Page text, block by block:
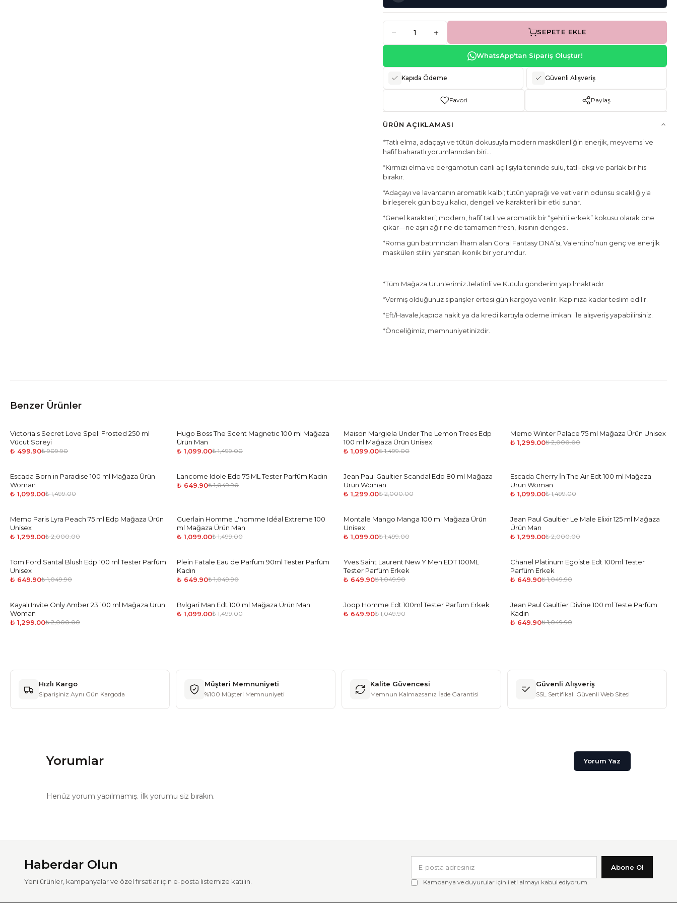
SEPETE EKLE
WhatsApp'tan Sipariş Oluştur!
Kapıda Ödeme Güvenli Alışveriş
Favori Paylaş
ÜRÜN AÇIKLAMASI
*Tatlı elma, adaçayı ve tütün dokusuyla modern maskülenliğin enerjik, meyvemsi ve
hafif baharatlı yorumlarından biri…
*Kırmızı elma ve bergamotun canlı açılışıyla teninde sulu, tatlı-ekşi ve parlak bir his
bırakır.
*Adaçayı ve lavantanın aromatik kalbi; tütün yaprağı ve vetiverin odunsu sıcaklığıyla
birleşerek gün boyu kalıcı, dengeli ve karakterli bir etki sunar.
*Genel karakteri; modern, hafif tatlı ve aromatik bir “şehirli erkek” kokusu olarak öne
çıkar—ne aşırı ağır ne de tamamen fresh, ikisinin dengesi.
*Roma gün batımından ilham alan Coral Fantasy DNA’sı, Valentino’nun genç ve enerjik
maskülen stilini yansıtan ikonik bir yorumdur.
*Tüm Mağaza Ürünlerimiz Jelatinli ve Kutulu gönderim yapılmaktadır
*Vermiş olduğunuz siparişler ertesi gün kargoya verilir. Kapınıza kadar teslim edilir.
*Eft/Havale,kapıda nakit ya da kredi kartıyla ödeme imkanı ile alışveriş yapabilirsiniz.
*Önceliğimiz, memnuniyetinizdir.
Benzer Ürünler
-45%
Victoria's Secret Love Spell Frosted 250 ml
Vücut Spreyi
₺ 499.90₺ 909.90
-27 %
Hugo Boss The Scent Magnetic 100 ml Mağaza
Ürün Man
₺ 1,099.00₺ 1,499.00
-27%
Maison Margiela Under The Lemon Trees Edp
100 ml Mağaza Ürün Unisex
₺ 1,099.00₺ 1,499.00
-35%
Memo Winter Palace 75 ml Mağaza Ürün Unisex
₺ 1,299.00₺ 2,000.00
-27%
Escada Born in Paradise 100 ml Mağaza Ürün
Woman
₺ 1,099.00₺ 1,499.00
-38%
Lancome Idole Edp 75 ML Tester Parfüm Kadın
₺ 649.90₺ 1,049.90
-35%
Jean Paul Gaultier Scandal Edp 80 ml Mağaza
Ürün Woman
₺ 1,299.00₺ 2,000.00
-27%
Escada Cherry İn The Air Edt 100 ml Mağaza
Ürün Woman
₺ 1,099.00₺ 1,499.00
-35%
Memo Paris Lyra Peach 75 ml Edp Mağaza Ürün
Unisex
₺ 1,299.00₺ 2,000.00
-27%
Guerlain Homme L'homme Idéal Extreme 100
ml Mağaza Ürün Man
₺ 1,099.00₺ 1,499.00
-27%
Montale Mango Manga 100 ml Mağaza Ürün
Unisex
₺ 1,099.00₺ 1,499.00
-35%
Jean Paul Gaultier Le Male Elixir 125 ml Mağaza
Ürün Man
₺ 1,299.00₺ 2,000.00
-38%
Tom Ford Santal Blush Edp 100 ml Tester Parfüm
Unisex
₺ 649.90₺ 1,049.90
-38%
Plein Fatale Eau de Parfum 90ml Tester Parfüm
Kadın
₺ 649.90₺ 1,049.90
-38%
Yves Saint Laurent New Y Men EDT 100ML
Tester Parfüm Erkek
₺ 649.90₺ 1,049.90
-38%
Chanel Platinum Egoiste Edt 100ml Tester
Parfüm Erkek
₺ 649.90₺ 1,049.90
-35%
Kayalı Invite Only Amber 23 100 ml Mağaza Ürün
Woman
₺ 1,299.00₺ 2,000.00
-27%
Bvlgari Man Edt 100 ml Mağaza Ürün Man
₺ 1,099.00₺ 1,499.00
-38%
Joop Homme Edt 100ml Tester Parfüm Erkek
₺ 649.90₺ 1,049.90
-38%
Jean Paul Gaultier Divine 100 ml Teste Parfüm
Kadın
₺ 649.90₺ 1,049.90
Hızlı Kargo
Siparişiniz Aynı Gün Kargoda
Müşteri Memnuniyeti
%100 Müşteri Memnuniyeti
Kalite Güvencesi
Memnun Kalmazsanız İade Garantisi
Güvenli Alışveriş
SSL Sertifikalı Güvenli Web Sitesi
Yorumlar Yorum Yaz
Henüz yorum yapılmamış. İlk yorumu siz bırakın.
Haberdar Olun
Yeni ürünler, kampanyalar ve özel fırsatlar için e-posta listemize katılın.
Abone Ol
Kampanya ve duyurular için ileti almayı kabul ediyorum.